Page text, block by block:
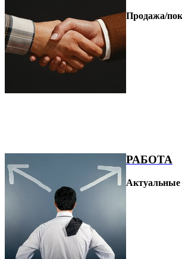
Продажа/
РАБОТА
Актуальные